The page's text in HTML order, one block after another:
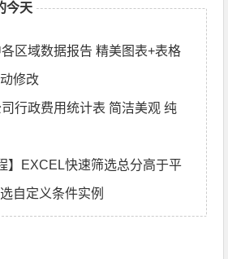
今天
区域数据报告 精美图表+表格
修改
行政费用统计表 简洁美观 纯
】EXCEL快速筛选总分高于平
自定义条件实例